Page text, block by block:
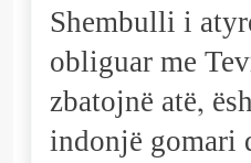
Shembulli i
obliguar me
zbatojnë atë,
indonjë gomari